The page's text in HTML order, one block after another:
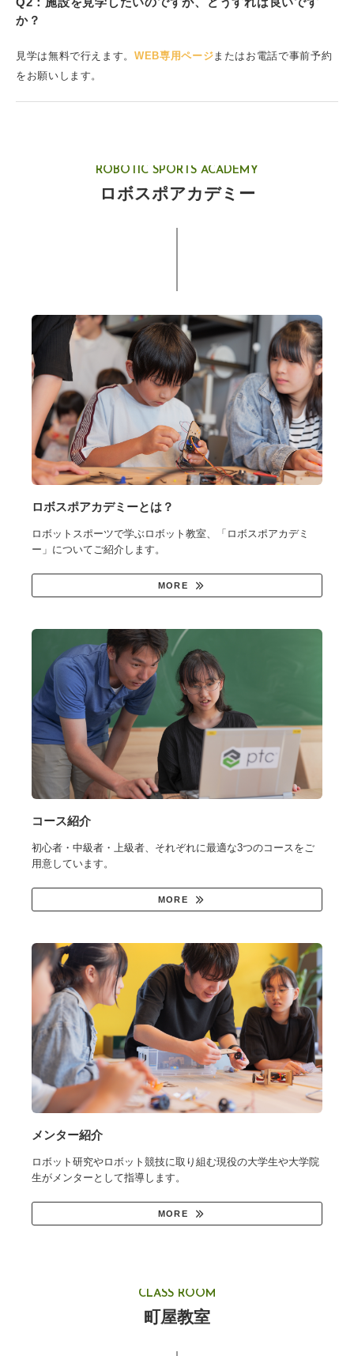
か？
見学は無料で行えます。WEB専用ページまたはお電話で事前予約
をお願いします。
ROBOTIC SPORTS ACADEMY
ロボスポアカデミー
ロボスポアカデミーとは？
ロボットスポーツで学ぶロボット教室、「ロボスポアカデミ
ー」についてご紹介します。
MORE
コース紹介
初心者・中級者・上級者、それぞれに最適な3つのコースをご
用意しています。
MORE
メンター紹介
ロボット研究やロボット競技に取り組む現役の大学生や大学院
生がメンターとして指導します。
MORE
CLASS ROOM
町屋教室